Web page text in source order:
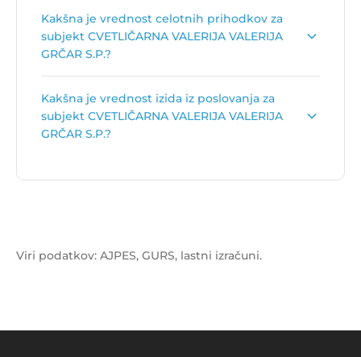
VALERIJA VALERIJA GRČAR S.P. jeTrgovina na
drobno v cvetličarnah.
Kakšna je vrednost celotnih prihodkov za
subjekt CVETLIČARNA VALERIJA VALERIJA
GRČAR S.P.?
CVETLIČARNA VALERIJA VALERIJA GRČAR S.P. je
62.915 € .
Kakšna je vrednost izida iz poslovanja za
subjekt CVETLIČARNA VALERIJA VALERIJA
GRČAR S.P.?
CVETLIČARNA VALERIJA VALERIJA GRČAR S.P. je
Viri podatkov: AJPES, GURS, lastni izračuni.